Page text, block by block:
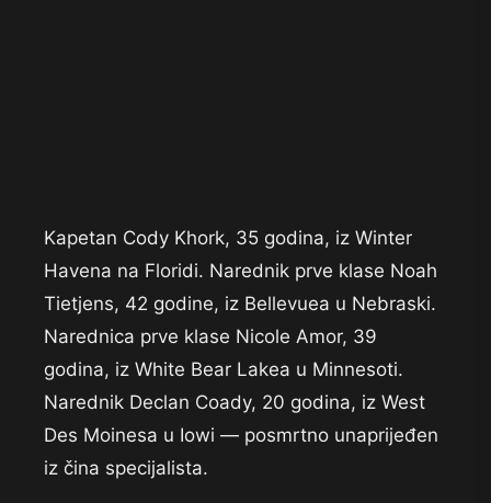
Kapetan Cody Khork, 35 godina, iz Winter
Havena na Floridi. Narednik prve klase Noah
Tietjens, 42 godine, iz Bellevuea u Nebraski.
Narednica prve klase Nicole Amor, 39
godina, iz White Bear Lakea u Minnesoti.
Narednik Declan Coady, 20 godina, iz West
Des Moinesa u Iowi — posmrtno unaprijeđen
iz čina specijalista.